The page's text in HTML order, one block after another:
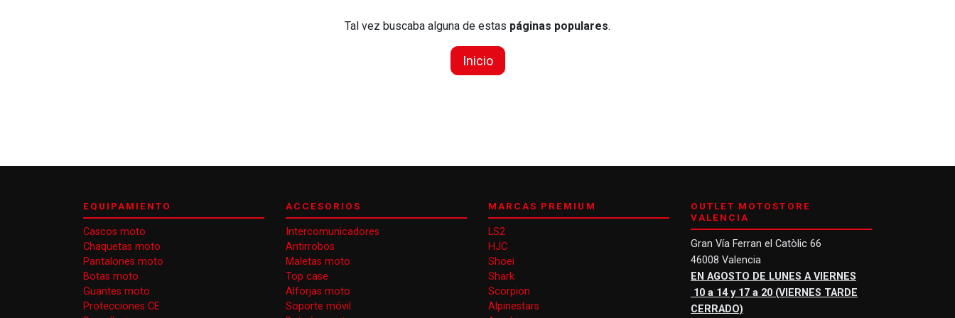
Tal vez buscaba alguna de estas páginas populares.
Inicio
EQUIPAMIENTO
Cascos moto
Chaquetas moto
Pantalones moto
Botas moto
Guantes moto
Protecciones CE
ACCESORIOS
Intercomunicadores
Antirrobos
Maletas moto
Top case
Alforjas moto
Soporte móvil
MARCAS PREMIUM
LS2
HJC
Shoei
Shark
Scorpion
Alpinestars
OUTLET MOTOSTORE
VALENCIA
Gran Vía Ferran el Catòlic 66
46008 Valencia
EN AGOSTO DE LUNES A VIERNES
10 a 14 y 17 a 20 (VIERNES TARDE
CERRADO)